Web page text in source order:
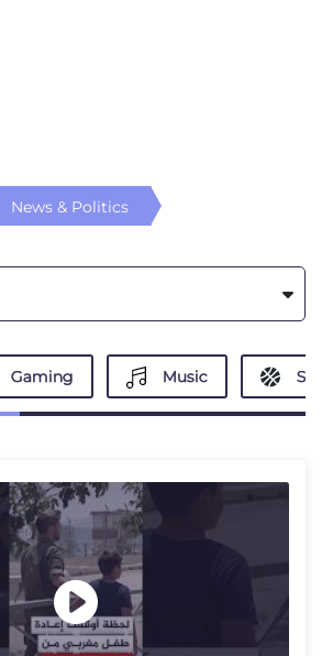
News & Politics
Gaming Music